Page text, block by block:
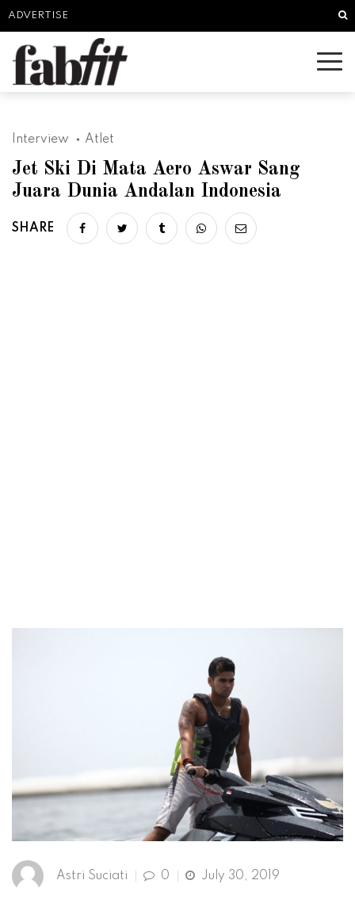
ADVERTISE
Interview Atlet
Jet Ski Di Mata Aero Aswar Sang
Juara Dunia Andalan Indonesia
SHARE Share on facebook
Share on twitter
Share on tumblr
Share via whatsapp
Share via email
Astri Suciati 0 July 30, 2019